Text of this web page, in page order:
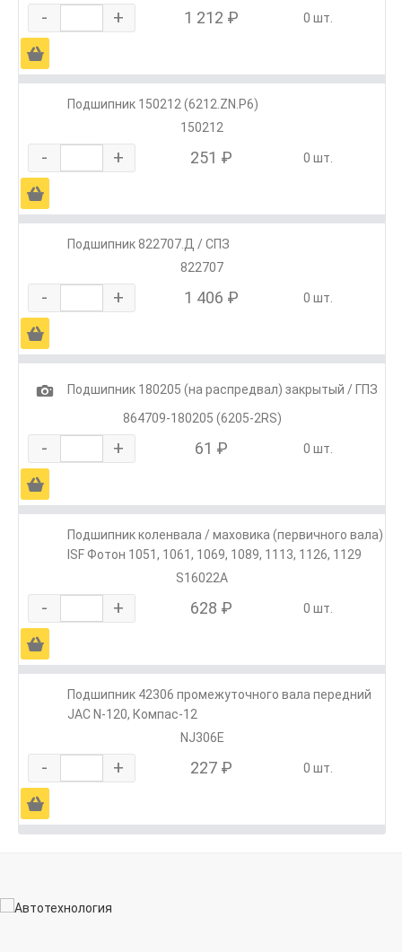
- + 1 212 ₽ 0 шт.
Ä
Подшипник 150212 (6212.ZN.P6)
150212
- + 251 ₽ 0 шт.
Ä
Подшипник 822707.Д / СПЗ
822707
- + 1 406 ₽ 0 шт.
Ä
1
Подшипник 180205 (на распредвал) закрытый / ГПЗ
864709-180205 (6205-2RS)
- + 61 ₽ 0 шт.
Ä
Подшипник коленвала / маховика (первичного вала)
ISF Фотон 1051, 1061, 1069, 1089, 1113, 1126, 1129
S16022A
- + 628 ₽ 0 шт.
Ä
Подшипник 42306 промежуточного вала передний
JAC N-120, Компас-12
NJ306E
- + 227 ₽ 0 шт.
Ä